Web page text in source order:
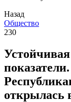
Назад
Общество
230
открылась